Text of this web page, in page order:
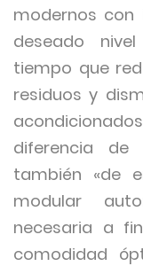
modernos con
deseado
tiempo que
residuos y
diferencia de
también «de
modular
necesaria a
comodidad